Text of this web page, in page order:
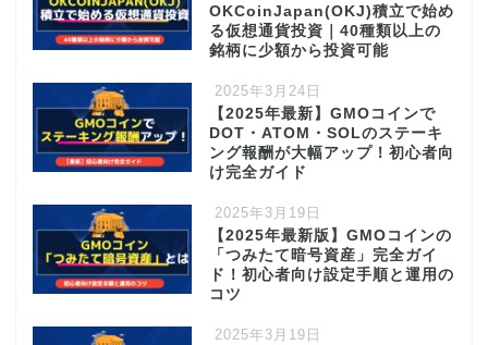
OKCoinJapan(OKJ)積立で始め
る仮想通貨投資｜40種類以上の
銘柄に少額から投資可能
2025年3月24日
【2025年最新】GMOコインで
DOT・ATOM・SOLのステーキ
ング報酬が大幅アップ！初心者向
け完全ガイド
2025年3月19日
【2025年最新版】GMOコインの
「つみたて暗号資産」完全ガイ
ド！初心者向け設定手順と運用の
コツ
2025年3月19日